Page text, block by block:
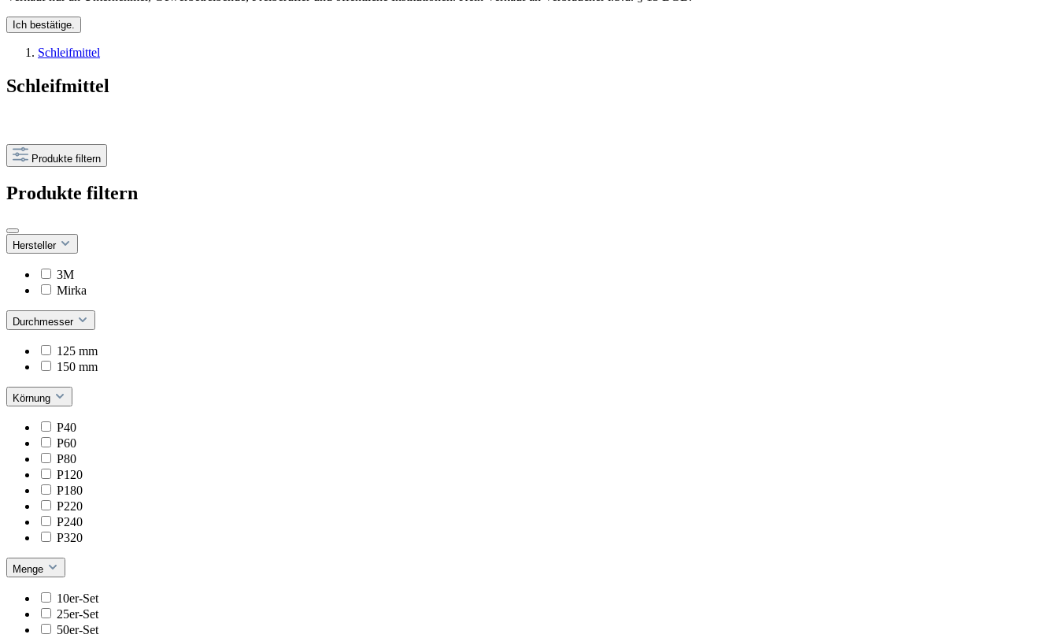
Ich bestätige.
Schleifmittel
Schleifmittel
Produkte filtern
Produkte filtern
Hersteller
3M
Mirka
Durchmesser
125 mm
150 mm
Körnung
P40
P60
P80
P120
P180
P220
P240
P320
Menge
10er-Set
25er-Set
50er-Set